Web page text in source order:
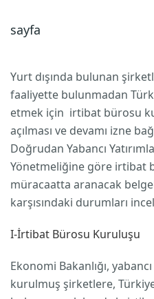
sayfa
Yurt dışında bulunan
faaliyette bulunmadan
etmek için irtibat bürosu
açılması ve devamı izne
Doğrudan Yabancı
Yönetmeliğine göre irtibat
müracaatta aranacak
karşısındaki durumları
I-İrtibat Bürosu Kuruluşu
Ekonomi Bakanlığı,
kurulmuş şirketlere,